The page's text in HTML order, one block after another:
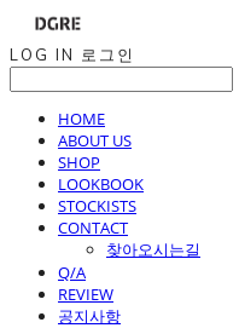
LOG IN 로그인
HOME
ABOUT US
SHOP
LOOKBOOK
STOCKISTS
CONTACT
찾아오시는길
Q/A
REVIEW
공지사항